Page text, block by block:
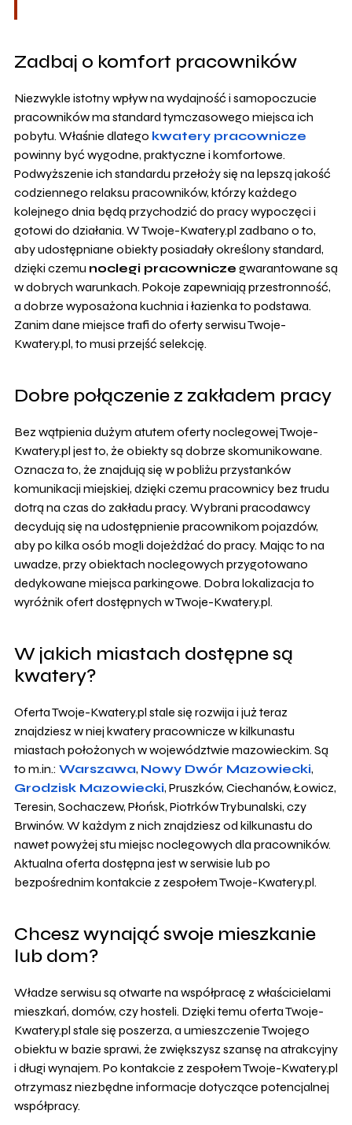
Zadbaj o komfort pracowników
Niezwykle istotny wpływ na wydajność i samopoczucie
pracowników ma standard tymczasowego miejsca ich
pobytu. Właśnie dlatego kwatery pracownicze
powinny być wygodne, praktyczne i komfortowe.
Podwyższenie ich standardu przełoży się na lepszą jakość
codziennego relaksu pracowników, którzy każdego
kolejnego dnia będą przychodzić do pracy wypoczęci i
gotowi do działania. W Twoje-Kwatery.pl zadbano o to,
aby udostępniane obiekty posiadały określony standard,
dzięki czemu noclegi pracownicze gwarantowane są
w dobrych warunkach. Pokoje zapewniają przestronność,
a dobrze wyposażona kuchnia i łazienka to podstawa.
Zanim dane miejsce trafi do oferty serwisu Twoje-
Kwatery.pl, to musi przejść selekcję.
Dobre połączenie z zakładem pracy
Bez wątpienia dużym atutem oferty noclegowej Twoje-
Kwatery.pl jest to, że obiekty są dobrze skomunikowane.
Oznacza to, że znajdują się w pobliżu przystanków
komunikacji miejskiej, dzięki czemu pracownicy bez trudu
dotrą na czas do zakładu pracy. Wybrani pracodawcy
decydują się na udostępnienie pracownikom pojazdów,
aby po kilka osób mogli dojeżdżać do pracy. Mając to na
uwadze, przy obiektach noclegowych przygotowano
dedykowane miejsca parkingowe. Dobra lokalizacja to
wyróżnik ofert dostępnych w Twoje-Kwatery.pl.
W jakich miastach dostępne są
kwatery?
Oferta Twoje-Kwatery.pl stale się rozwija i już teraz
znajdziesz w niej kwatery pracownicze w kilkunastu
miastach położonych w województwie mazowieckim. Są
to m.in.: Warszawa, Nowy Dwór Mazowiecki,
Grodzisk Mazowiecki, Pruszków, Ciechanów, Łowicz,
Teresin, Sochaczew, Płońsk, Piotrków Trybunalski, czy
Brwinów. W każdym z nich znajdziesz od kilkunastu do
nawet powyżej stu miejsc noclegowych dla pracowników.
Aktualna oferta dostępna jest w serwisie lub po
bezpośrednim kontakcie z zespołem Twoje-Kwatery.pl.
Chcesz wynająć swoje mieszkanie
lub dom?
Władze serwisu są otwarte na współpracę z właścicielami
mieszkań, domów, czy hosteli. Dzięki temu oferta Twoje-
Kwatery.pl stale się poszerza, a umieszczenie Twojego
obiektu w bazie sprawi, że zwiększysz szansę na atrakcyjny
i długi wynajem. Po kontakcie z zespołem Twoje-Kwatery.pl
otrzymasz niezbędne informacje dotyczące potencjalnej
współpracy.